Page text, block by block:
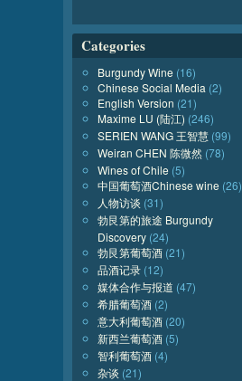
Categories
Burgundy Wine (16)
Chinese Social Media (2)
English Version (21)
Maxime LU (陆江) (246)
SERIEN WANG 王智慧 (99)
Weiran CHEN 陈微然 (78)
Wines of Chile (5)
中国葡萄酒Chinese wine (26)
人物访谈 (31)
勃艮第的旅途 Burgundy
Discovery (24)
勃艮第葡萄酒 (21)
品酒记录 (12)
媒体合作与报道 (47)
希腊葡萄酒 (2)
意大利葡萄酒 (20)
新西兰葡萄酒 (5)
智利葡萄酒 (4)
杂谈 (21)